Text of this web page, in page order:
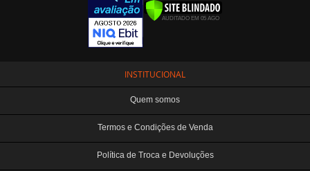
INSTITUCIONAL
Quem somos
Termos e Condições de Venda
Política de Troca e Devoluções